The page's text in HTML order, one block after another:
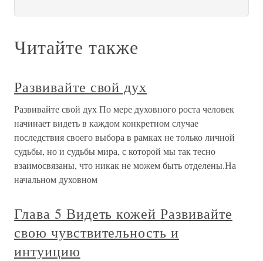
Читайте также
Развивайте свой дух
Развивайте свой дух По мере духовного роста человек
начинает видеть в каждом конкретном случае
последствия своего выбора в рамках не только личной
судьбы, но и судьбы мира, с которой мы так тесно
взаимосвязаны, что никак не можем быть отделены.На
начальном духовном
Глава 5 Видеть кожей Развивайте
свою чувствительность и
интуицию